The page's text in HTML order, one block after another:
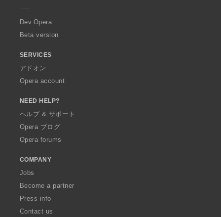
a
Dev.Opera
Beta version
SERVICES
アドオン
Opera account
NEED HELP?
ヘルプ & サポート
Opera ブログ
Opera forums
COMPANY
Jobs
Become a partner
Press info
Contact us